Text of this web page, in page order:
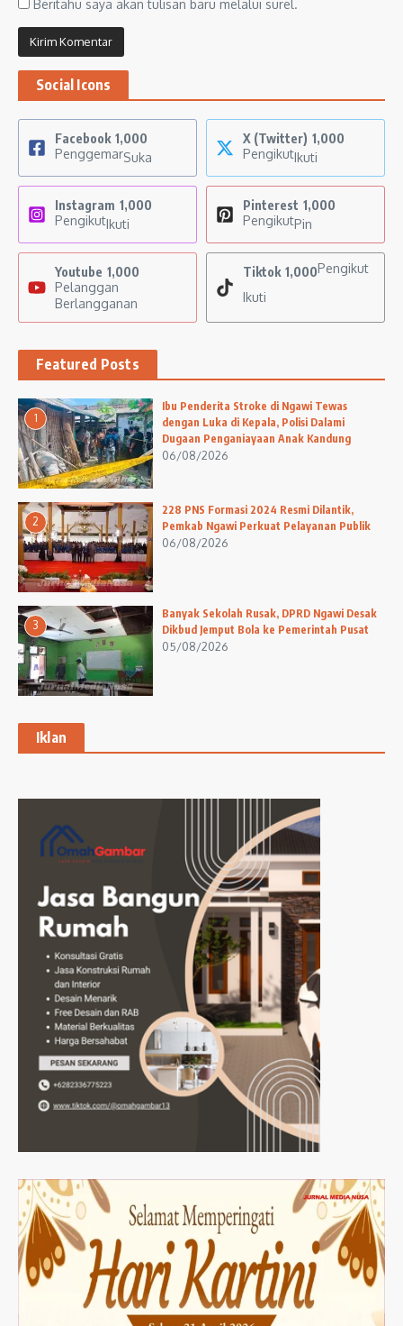
Beritahu saya akan tulisan baru melalui surel.
Social Icons
Facebook 1,000
PenggemarSuka
X (Twitter) 1,000
PengikutIkuti
Instagram 1,000
PengikutIkuti
Pinterest 1,000
PengikutPin
Youtube 1,000
Pelanggan
Berlangganan
Tiktok 1,000Pengikut
Ikuti
Featured Posts
1
Ibu Penderita Stroke di Ngawi Tewas
dengan Luka di Kepala, Polisi Dalami
Dugaan Penganiayaan Anak Kandung
06/08/2026
2
228 PNS Formasi 2024 Resmi Dilantik,
Pemkab Ngawi Perkuat Pelayanan Publik
06/08/2026
3
Banyak Sekolah Rusak, DPRD Ngawi Desak
Dikbud Jemput Bola ke Pemerintah Pusat
05/08/2026
Iklan